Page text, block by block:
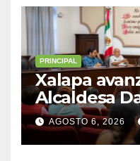
PRINCIPAL
Xalapa
Alcaldesa
Ceballos
servicios
municipio
AGOSTO 6, 2026